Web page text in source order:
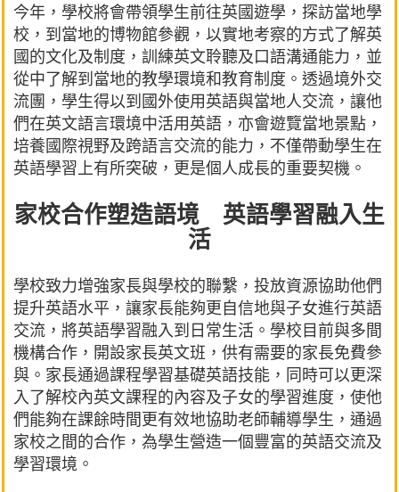
今年，學校將會帶領學生前往英國遊學，探訪當地學
校，到當地的博物館參觀，以實地考察的方式了解英
國的文化及制度，訓練英文聆聽及口語溝通能力，並
從中了解到當地的教學環境和教育制度。透過境外交
流團，學生得以到國外使用英語與當地人交流，讓他
們在英文語言環境中活用英語，亦會遊覽當地景點，
培養國際視野及跨語言交流的能力，不僅帶動學生在
英語學習上有所突破，更是個人成長的重要契機。
家校合作塑造語境 英語學習融入生
活
學校致力增強家長與學校的聯繫，投放資源協助他們
提升英語水平，讓家長能夠更自信地與子女進行英語
交流，將英語學習融入到日常生活。學校目前與多間
機構合作，開設家長英文班，供有需要的家長免費參
與。家長通過課程學習基礎英語技能，同時可以更深
入了解校內英文課程的內容及子女的學習進度，使他
們能夠在課餘時間更有效地協助老師輔導學生，通過
家校之間的合作，為學生營造一個豐富的英語交流及
學習環境。